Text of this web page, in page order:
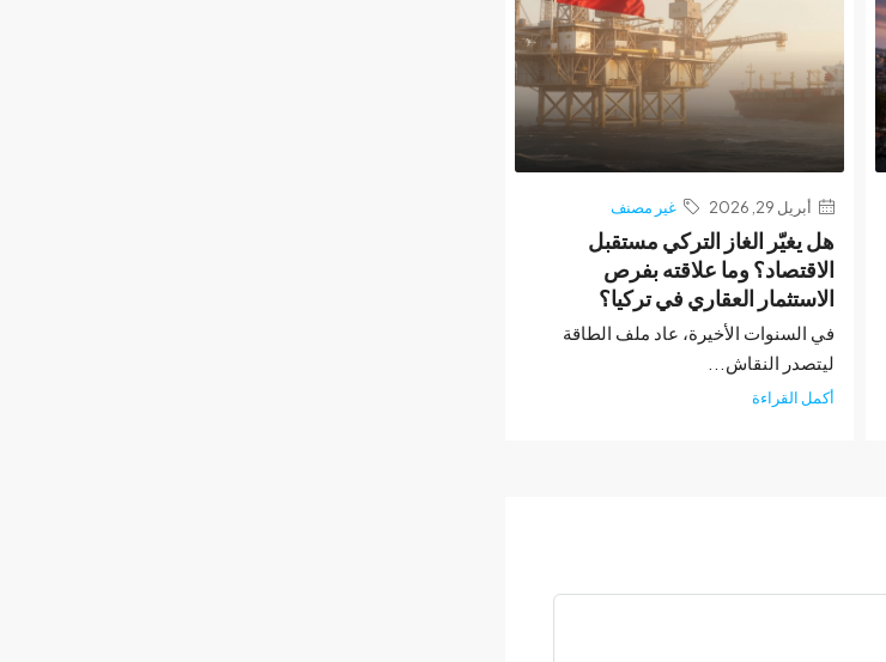
أبريل 29, 2026 غير مصنف
هل يغيّر الغاز التركي مستقبل
الاقتصاد؟ وما علاقته بفرص
الاستثمار العقاري في تركيا؟
في السنوات الأخيرة، عاد ملف الطاقة
ليتصدر النقاش...
أكمل القراءة